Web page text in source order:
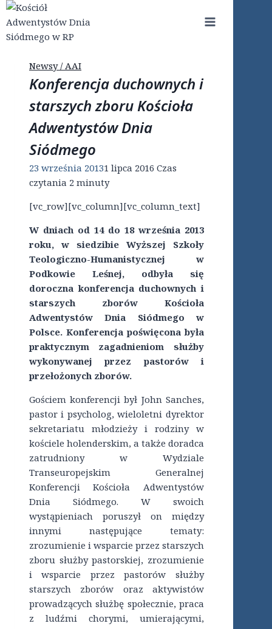
Przejdź
do
treści
Newsy / AAI
Konferencja duchownych i
starszych zboru Kościoła
Adwentystów Dnia
Siódmego
23 września 20131 lipca 2016 Czas
czytania 2 minuty
[vc_row][vc_column][vc_column_text]
W dniach od 14 do 18 września 2013
roku, w siedzibie Wyższej Szkoły
Teologiczno-Humanistycznej w
Podkowie Leśnej, odbyła się
doroczna konferencja duchownych i
starszych zborów Kościoła
Adwentystów Dnia Siódmego w
Polsce. Konferencja poświęcona była
praktycznym zagadnieniom służby
wykonywanej przez pastorów i
przełożonych zborów.
Gościem konferencji był John Sanches,
pastor i psycholog, wieloletni dyrektor
sekretariatu młodzieży i rodziny w
kościele holenderskim, a także doradca
zatrudniony w Wydziale
Transeuropejskim Generalnej
Konferencji Kościoła Adwentystów
Dnia Siódmego. W swoich
wystąpieniach poruszył on między
innymi następujące tematy:
zrozumienie i wsparcie przez starszych
zboru służby pastorskiej, zrozumienie
i wsparcie przez pastorów służby
starszych zborów oraz aktywistów
prowadzących służbę społecznie, praca
z ludźmi chorymi, umierającymi,